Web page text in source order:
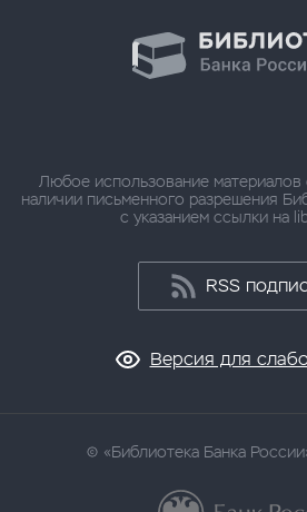
Любое использование
наличии письменного разрешения
с указанием ссылки на
RSS
Версия для
«Библиотека Банка